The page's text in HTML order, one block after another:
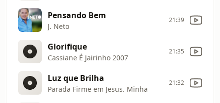
Pensando Bem
J. Neto
21:39
Glorifique
Cassiane É Jairinho 2007
21:35
Luz que Brilha
Parada Firme em Jesus. Minha
21:32